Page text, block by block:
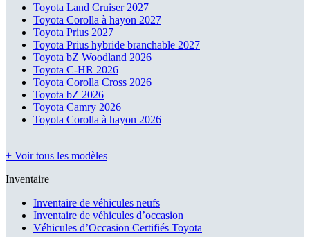
Toyota Land Cruiser 2027
Toyota Corolla à hayon 2027
Toyota Prius 2027
Toyota Prius hybride branchable 2027
Toyota bZ Woodland 2026
Toyota C-HR 2026
Toyota Corolla Cross 2026
Toyota bZ 2026
Toyota Camry 2026
Toyota Corolla à hayon 2026
+ Voir tous les modèles
Inventaire
Inventaire de véhicules neufs
Inventaire de véhicules d’occasion
Véhicules d’Occasion Certifiés Toyota